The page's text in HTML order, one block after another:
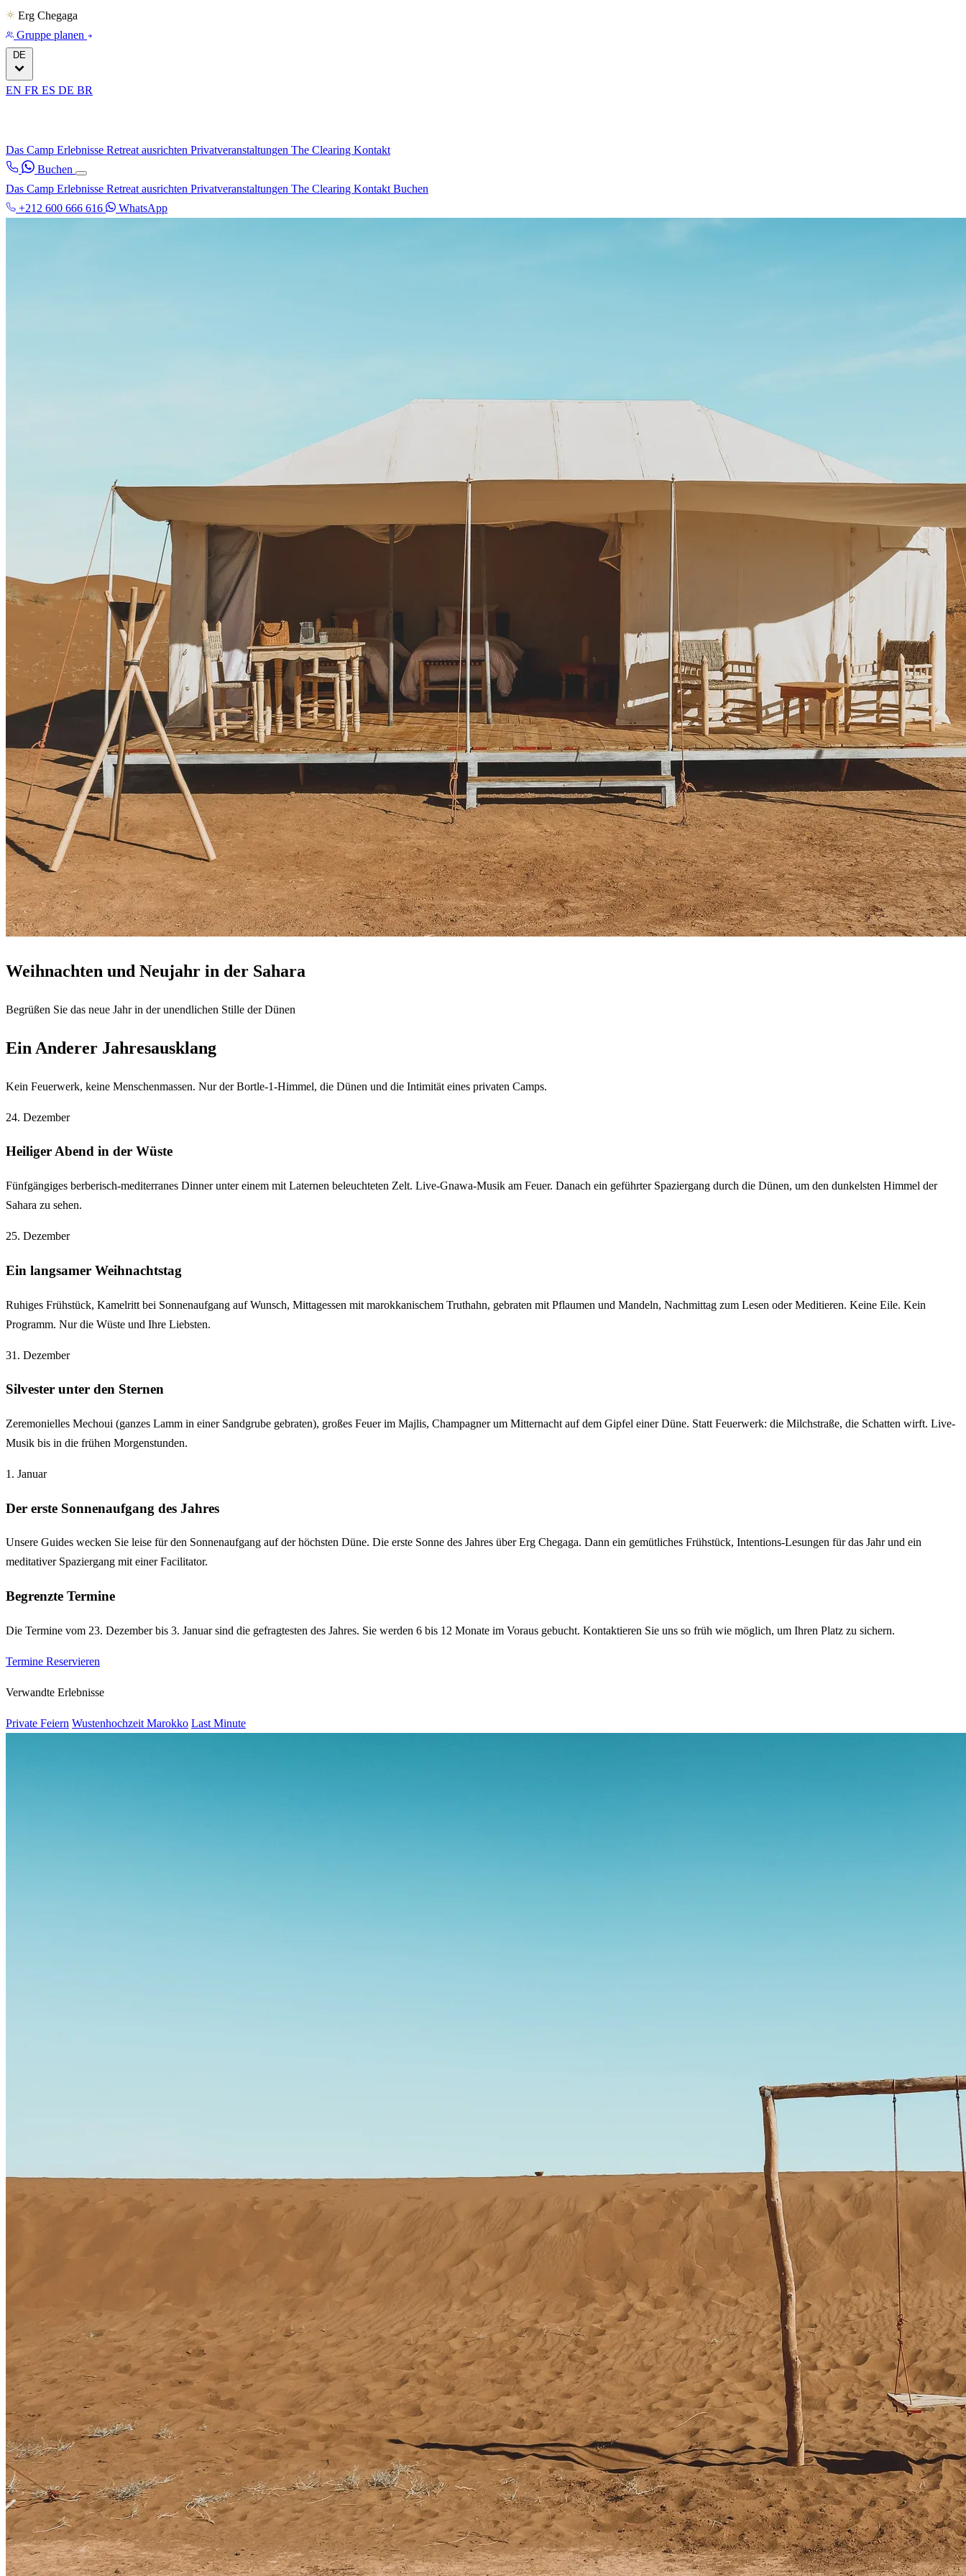
Erg Chegaga
Gruppe planen
DE
EN FR ES DE BR
Das Camp Erlebnisse Retreat ausrichten Privatveranstaltungen The Clearing Kontakt
Buchen
Das Camp Erlebnisse Retreat ausrichten Privatveranstaltungen The Clearing Kontakt Buchen
+212 600 666 616
WhatsApp
Weihnachten und Neujahr in der Sahara
Begrüßen Sie das neue Jahr in der unendlichen Stille der Dünen
Ein Anderer Jahresausklang
Kein Feuerwerk, keine Menschenmassen. Nur der Bortle-1-Himmel, die Dünen und die Intimität eines privaten Camps.
24. Dezember
Heiliger Abend in der Wüste
Fünfgängiges berberisch-mediterranes Dinner unter einem mit Laternen beleuchteten Zelt. Live-Gnawa-Musik am Feuer. Danach ein geführter Spaziergang durch die Dünen, um den dunkelsten Himmel der
Sahara zu sehen.
25. Dezember
Ein langsamer Weihnachtstag
Ruhiges Frühstück, Kamelritt bei Sonnenaufgang auf Wunsch, Mittagessen mit marokkanischem Truthahn, gebraten mit Pflaumen und Mandeln, Nachmittag zum Lesen oder Meditieren. Keine Eile. Kein
Programm. Nur die Wüste und Ihre Liebsten.
31. Dezember
Silvester unter den Sternen
Zeremonielles Mechoui (ganzes Lamm in einer Sandgrube gebraten), großes Feuer im Majlis, Champagner um Mitternacht auf dem Gipfel einer Düne. Statt Feuerwerk: die Milchstraße, die Schatten wirft. Live-
Musik bis in die frühen Morgenstunden.
1. Januar
Der erste Sonnenaufgang des Jahres
Unsere Guides wecken Sie leise für den Sonnenaufgang auf der höchsten Düne. Die erste Sonne des Jahres über Erg Chegaga. Dann ein gemütliches Frühstück, Intentions-Lesungen für das Jahr und ein
meditativer Spaziergang mit einer Facilitator.
Begrenzte Termine
Die Termine vom 23. Dezember bis 3. Januar sind die gefragtesten des Jahres. Sie werden 6 bis 12 Monate im Voraus gebucht. Kontaktieren Sie uns so früh wie möglich, um Ihren Platz zu sichern.
Termine Reservieren
Verwandte Erlebnisse
Private Feiern Wustenhochzeit Marokko Last Minute